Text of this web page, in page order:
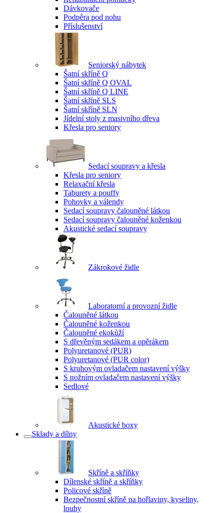
Dávkovače
Podpěra pod nohu
Příslušenství
Seniorský nábytek
Šatní skříně Q
Šatní skříně Q OVAL
Šatní skříně Q LINE
Šatní skříně SLS
Šatní skříně SLN
Jídelní stoly z masivního dřeva
Křesla pro seniory
Sedací soupravy a křesla
Křesla pro seniory
Relaxační křesla
Taburety a pouffy
Pohovky a válendy
Sedací soupravy čalouněné látkou
Sedací soupravy čalouněné koženkou
Akustické sedací soupravy
Zákrokové židle
Laboratorní a provozní židle
Čalouněné látkou
Čalouněné koženkou
Čalouněné ekokůží
S dřevěným sedákem a opěrákem
Polyuretanové (PUR)
Polyuretanové (PUR color)
S kruhovým ovladačem nastavení výšky
S nožním ovladačem nastavení výšky
Sedlové
Akustické boxy
Sklady a dílny
Skříně a skříňky
Dílenské skříně a skříňky
Policové skříně
Bezpečnostní skříně na hořlaviny, kyseliny,
louhy